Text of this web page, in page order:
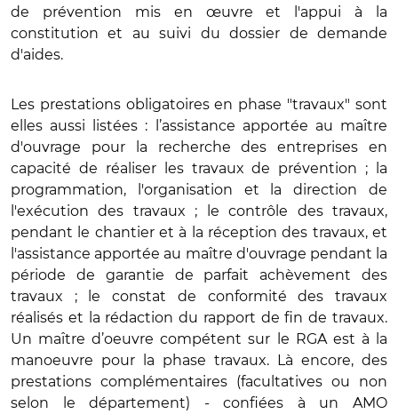
de prévention mis en œuvre et l'appui à la
constitution et au suivi du dossier de demande
d'aides.
Les prestations obligatoires en phase "travaux" sont
elles aussi listées : l’assistance apportée au maître
d'ouvrage pour la recherche des entreprises en
capacité de réaliser les travaux de prévention ; la
programmation, l'organisation et la direction de
l'exécution des travaux ; le contrôle des travaux,
pendant le chantier et à la réception des travaux, et
l'assistance apportée au maître d'ouvrage pendant la
période de garantie de parfait achèvement des
travaux ; le constat de conformité des travaux
réalisés et la rédaction du rapport de fin de travaux.
Un maître d’oeuvre compétent sur le RGA est à la
manoeuvre pour la phase travaux. Là encore, des
prestations complémentaires (facultatives ou non
selon le département) - confiées à un AMO